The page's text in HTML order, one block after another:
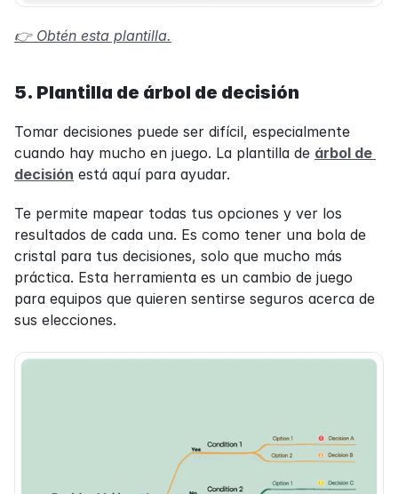
👉 Obtén esta plantilla.
5. Plantilla de árbol de decisión
Tomar decisiones puede ser difícil, especialmente
cuando hay mucho en juego. La plantilla de árbol de
decisión está aquí para ayudar.
Te permite mapear todas tus opciones y ver los
resultados de cada una. Es como tener una bola de
cristal para tus decisiones, solo que mucho más
práctica. Esta herramienta es un cambio de juego
para equipos que quieren sentirse seguros acerca de
sus elecciones.